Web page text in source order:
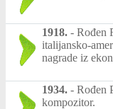
1918. - Rođen
italijansko-
nagrade iz
1934. - Rođen
kompozitor.